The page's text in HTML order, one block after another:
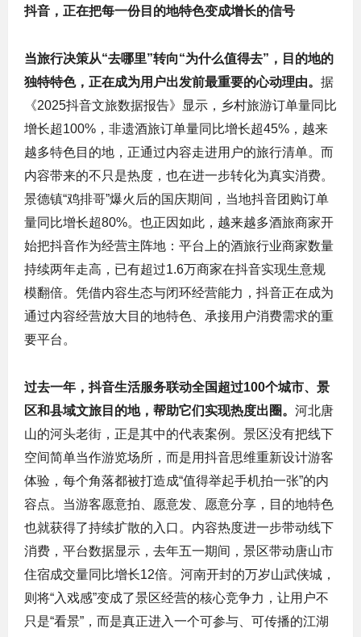
抖音，正在把每一份目的地特色变成增长的信号
当旅行决策从“去哪里”转向“为什么值得去”，目的地的
独特特色，正在成为用户出发前最重要的心动理由。 据
《2025抖音文旅数据报告》显示，乡村旅游订单量同比
增长超100%，非遗酒旅订单量同比增长超45%，越来
越多特色目的地，正通过内容走进用户的旅行清单。而
内容带来的不只是热度，也在进一步转化为真实消费。
景德镇“鸡排哥”爆火后的国庆期间，当地抖音团购订单
量同比增长超80%。也正因如此，越来越多酒旅商家开
始把抖音作为经营主阵地：平台上的酒旅行业商家数量
持续两年走高，已有超过1.6万商家在抖音实现生意规
模翻倍。凭借内容生态与闭环经营能力，抖音正在成为
通过内容经营放大目的地特色、承接用户消费需求的重
要平台。
过去一年，抖音生活服务联动全国超过100个城市、景
区和县域文旅目的地，帮助它们实现热度出圈。 河北唐
山的河头老街，正是其中的代表案例。景区没有把线下
空间简单当作游览场所，而是用抖音思维重新设计游客
体验，每个角落都被打造成“值得举起手机拍一张”的内
容点。当游客愿意拍、愿意发、愿意分享，目的地特色
也就获得了持续扩散的入口。内容热度进一步带动线下
消费，平台数据显示，去年五一期间，景区带动唐山市
住宿成交量同比增长12倍。河南开封的万岁山武侠城，
则将“入戏感”变成了景区经营的核心竞争力，让用户不
只是“看景”，而是真正进入一个可参与、可传播的江湖